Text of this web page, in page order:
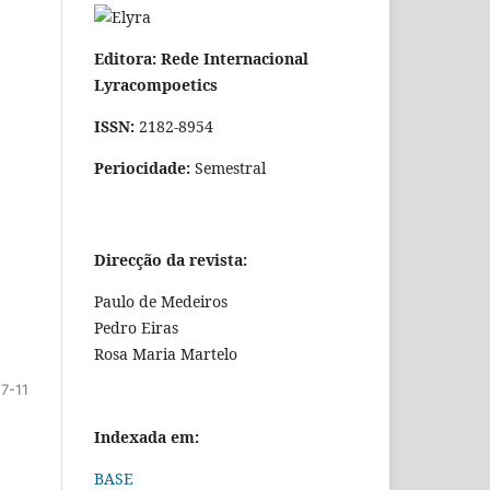
7-11
Editora: Rede Internacional
Lyracompoetics
ISSN: 2182-8954
Periocidade: Semestral
Direcção da revista:
Paulo de Medeiros
Pedro Eiras
Rosa Maria Martelo
Indexada em:
BASE